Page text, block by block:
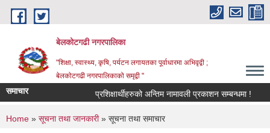
Skip to main content
बेलकोटगढी नगरपालिका
"शिक्षा, स्वास्थ्य, कृषि, पर्यटन लगायतका पूर्वाधारमा अभिवृद्वी ;
बेलकोटगढी नगरपालिकाको समृद्वी "
समाचार प्रशिक्षार्थीहरुको अन्तिम नामावली प्रकाशन सम्बन्धमा !
You are here
Home » सूचना तथा जानकारी» सूचना तथा समाचार